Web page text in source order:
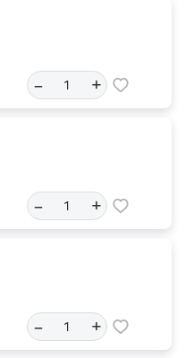
– +
– +
– +